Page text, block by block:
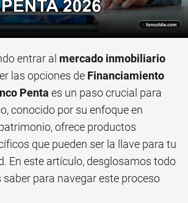
entrar al mercado inmobiliario
las opciones de Financiamiento
Penta es un paso crucial para
conocido por su enfoque en
ofrece productos
que pueden ser la llave para tu
En este artículo, desglosamos todo
saber para navegar este proceso